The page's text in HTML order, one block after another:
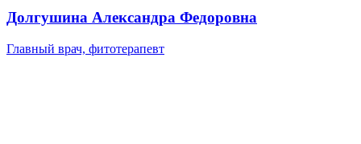
Долгушина Александра Федоровна
Главный врач, фитотерапевт